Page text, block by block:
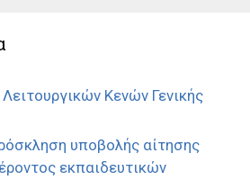
Κενών Γενικής
υποβολής αίτησης
εκπαιδευτικών